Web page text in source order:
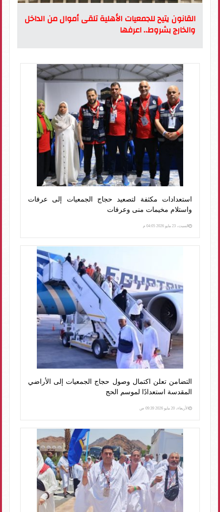
القانون يتيح للجمعيات الأهلية تلقى أموال من الداخل
والخارج بشروط.. اعرفها
استعدادات مكثفة لتصعيد حجاج الجمعيات إلى عرفات
واستلام مخيمات منى وعرفات
السبت، 23 مايو 2026 04:05 م
التضامن تعلن اكتمال وصول حجاج الجمعيات إلى الأراضي
المقدسة استعدادًا لموسم الحج
الأربعاء، 20 مايو 2026 09:39 ص